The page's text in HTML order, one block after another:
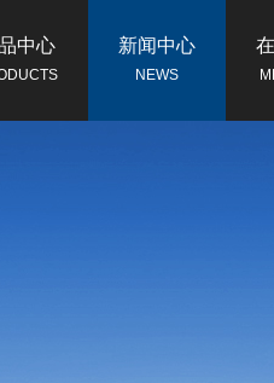
中心 新闻中心
NEWS